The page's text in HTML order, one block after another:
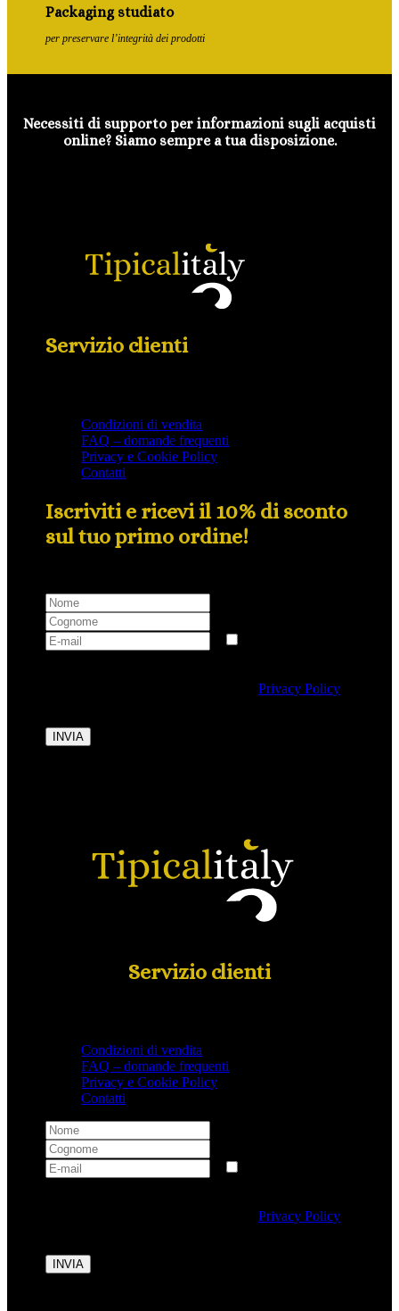
Packaging studiato
per preservare l’integrità dei prodotti
Necessiti di supporto per informazioni sugli acquisti
online? Siamo sempre a tua disposizione.
Servizio clienti
Condizioni di vendita
FAQ – domande frequenti
Privacy e Cookie Policy
Contatti
Iscriviti e ricevi il 10% di sconto
sul tuo primo ordine!
dei dati personali conformemente allaPrivacy Policy
INVIA
Servizio clienti
Condizioni di vendita
FAQ – domande frequenti
Privacy e Cookie Policy
Contatti
dei dati personali conformemente allaPrivacy Policy
INVIA